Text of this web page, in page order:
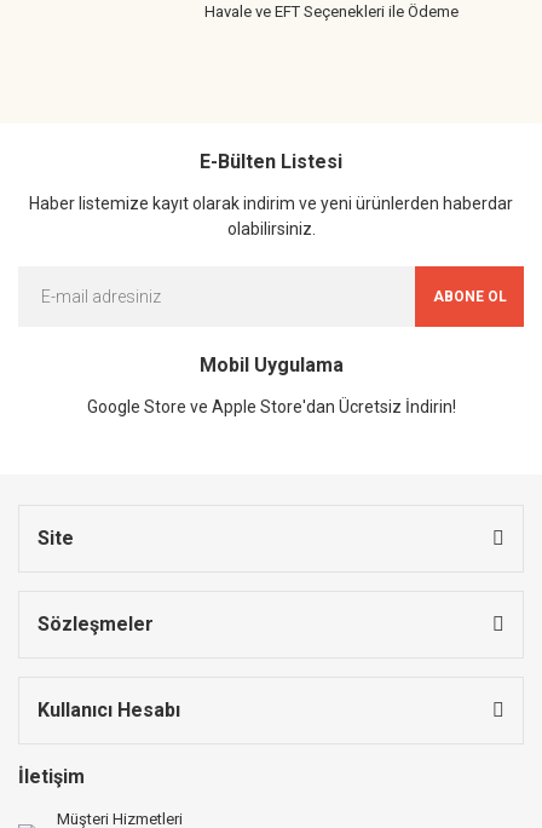
Havale ve EFT Seçenekleri ile Ödeme
E-Bülten Listesi
Haber listemize kayıt olarak indirim ve yeni ürünlerden haberdar
olabilirsiniz.
ABONE OL
Mobil Uygulama
Google Store ve Apple Store'dan Ücretsiz İndirin!
Site
Sözleşmeler
Kullanıcı Hesabı
İletişim
Müşteri Hizmetleri